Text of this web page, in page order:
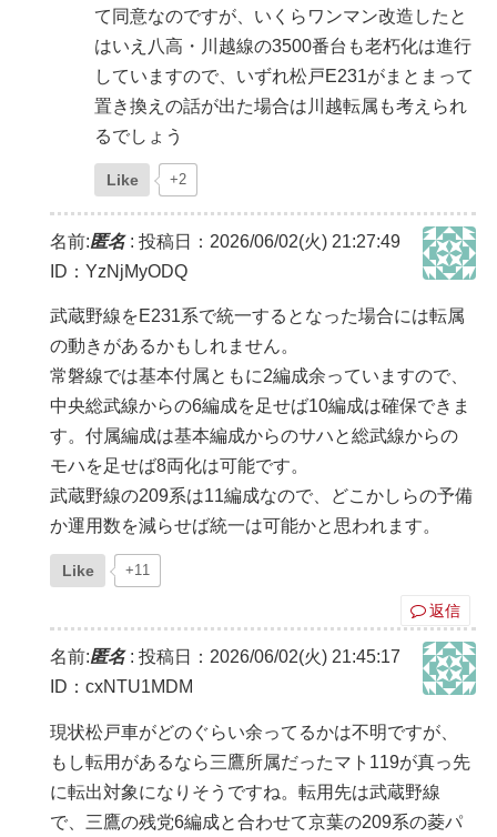
て同意なのですが、いくらワンマン改造したと
はいえ八高・川越線の3500番台も老朽化は進行
していますので、いずれ松戸E231がまとまって
置き換えの話が出た場合は川越転属も考えられ
るでしょう
Like +2
名前:匿名: 投稿日：2026/06/02(火) 21:27:49
ID：YzNjMyODQ
武蔵野線をE231系で統一するとなった場合には転属
の動きがあるかもしれません。
常磐線では基本付属ともに2編成余っていますので、
中央総武線からの6編成を足せば10編成は確保できま
す。付属編成は基本編成からのサハと総武線からの
モハを足せば8両化は可能です。
武蔵野線の209系は11編成なので、どこかしらの予備
か運用数を減らせば統一は可能かと思われます。
Like +11
返信
名前:匿名: 投稿日：2026/06/02(火) 21:45:17
ID：cxNTU1MDM
現状松戸車がどのぐらい余ってるかは不明ですが、
もし転用があるなら三鷹所属だったマト119が真っ先
に転出対象になりそうですね。転用先は武蔵野線
で、三鷹の残党6編成と合わせて京葉の209系の菱パ